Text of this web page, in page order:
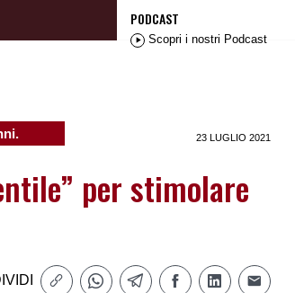
PODCAST
Scopri i nostri Podcast
23 LUGLIO 2021
per stimolare